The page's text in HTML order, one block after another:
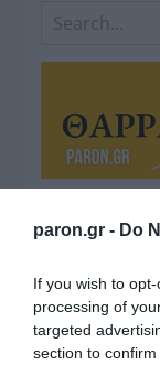
paron.gr - Do
If you wish to
processing of
targeted
section to
Η
Έκπληκτη, η
τελευταίες
με τα…